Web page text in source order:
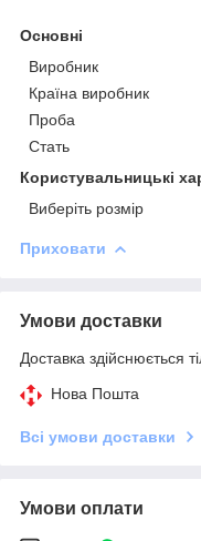
Основні
Виробник
Країна виробник
Проба
Стать
Користувальницькі
Виберіть розмір
Приховати
Умови доставки
Доставка здійснюється
Нова Пошта
Всі умови доставки
Умови оплати